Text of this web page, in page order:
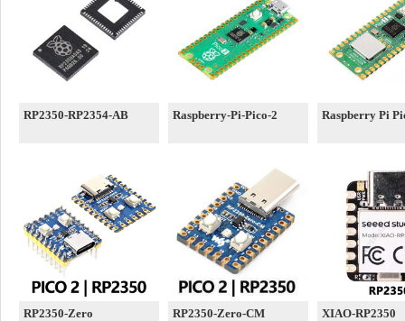
RP2350-RP2354-AB Raspberry-Pi-Pico-2 Raspberry Pi
RP2350-Zero RP2350-Zero-CM XIAO-RP2350